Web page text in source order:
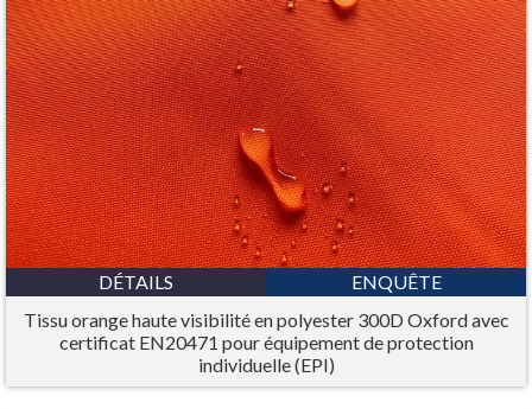
DÉTAILS
ENQUÊTE
Tissu orange haute visibilité en polyester 300D Oxford avec
certificat EN20471 pour équipement de protection
individuelle (EPI)